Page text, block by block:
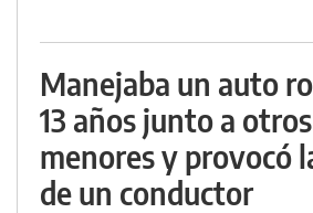
Manejaba un auto
13 años junto a
menores y provocó
de un conductor